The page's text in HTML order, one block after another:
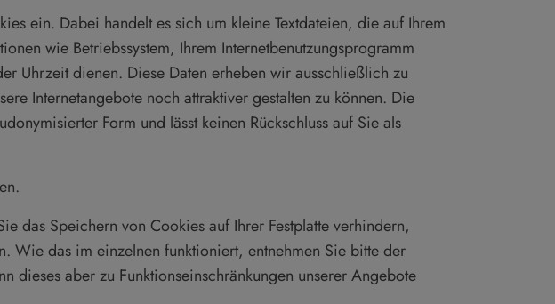
ein. Dabei handelt es sich um kleine Textdateien, die auf Ihrem
wie Betriebssystem, Ihrem Internetbenutzungsprogramm
Uhrzeit dienen. Diese Daten erheben wir ausschließlich zu
Internetangebote noch attraktiver gestalten zu können. Die
Form und lässt keinen Rückschluss auf Sie als
das Speichern von Cookies auf Ihrer Festplatte verhindern,
Wie das im einzelnen funktioniert, entnehmen Sie bitte der
dieses aber zu Funktionseinschränkungen unserer Angebote